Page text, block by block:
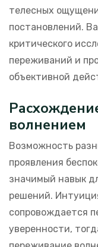
телесных
постановлений.
критического
переживаний и
объективной
волнением
Возможность
проявления
значимый навык
решений.
сопровождается
уверенности,